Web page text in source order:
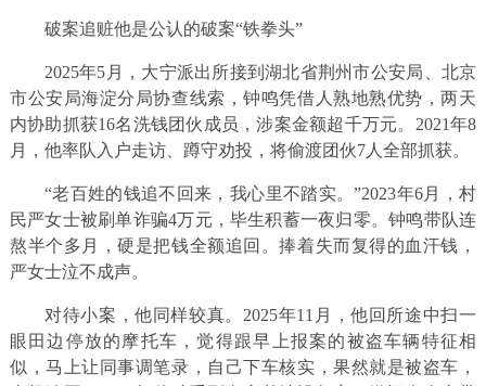
破案追赃他是公认的破案“铁拳头”
2025年5月，大宁派出所接到湖北省荆州市公安局、北京
市公安局海淀分局协查线索，钟鸣凭借人熟地熟优势，两天
内协助抓获16名洗钱团伙成员，涉案金额超千万元。2021年8
月，他率队入户走访、蹲守劝投，将偷渡团伙7人全部抓获。
“老百姓的钱追不回来，我心里不踏实。”2023年6月，村
民严女士被刷单诈骗4万元，毕生积蓄一夜归零。钟鸣带队连
熬半个多月，硬是把钱全额追回。捧着失而复得的血汗钱，
严女士泣不成声。
对待小案，他同样较真。2025年11月，他回所途中扫一
眼田边停放的摩托车，觉得跟早上报案的被盗车辆特征相
似，马上让同事调笔录，自己下车核实，果然就是被盗车，